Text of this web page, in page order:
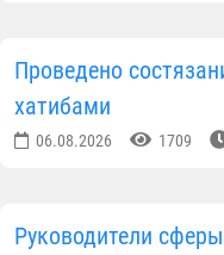
Проведено
хатибами
06.08.2026 1709
Руководители